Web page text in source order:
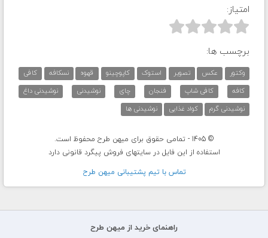
امتیاز:



برچسب ها:
وکتور عکس تصویر استوک کاپوچینو قهوه نسکافه
کافی
کافه
کافی شاپ فنجان چای نوشیدنی
نوشیدنی داغ
نوشیدنی گرم
کواد غذایی نوشیدنی ها
© 1405 - تمامی حقوق برای میهن طرح محفوظ است.
استفاده از این فایل در سایتهای فروش پیگرد قانونی دارد
تماس با تيم پشتيبانی ميهن طرح
راهنمای خرید از میهن طرح